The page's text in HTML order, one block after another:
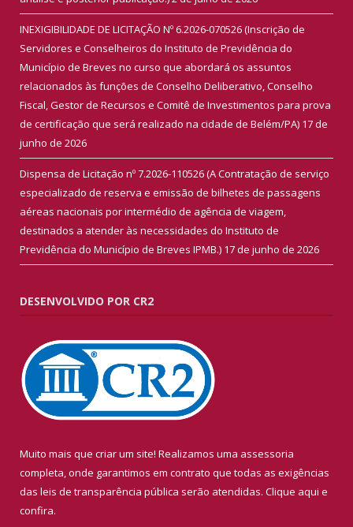
INEXIGIBILIDADE DE LICITAÇÃO Nº 6.2026-070526 (Inscrição de
Servidores e Conselheiros do Instituto de Previdência do
Município de Breves no curso que abordará os assuntos
relacionados às funções de Conselho Deliberativo, Conselho
Fiscal, Gestor de Recursos e Comitê de Investimentos para prova
de certificação que será realizado na cidade de Belém/PA) 17 de
junho de 2026
Dispensa de Licitação nº 7.2026-110526 (A Contratação de serviço
especializado de reserva e emissão de bilhetes de passagens
aéreas nacionais por intermédio de agência de viagem,
destinados a atender às necessidades do Instituto de
Previdência do Município de Breves IPMB.) 17 de junho de 2026
DESENVOLVIDO POR CR2
Muito mais que criar um site! Realizamos uma assessoria
completa, onde garantimos em contrato que todas as exigências
das leis de transparência pública serão atendidas. Clique aqui e
confira.